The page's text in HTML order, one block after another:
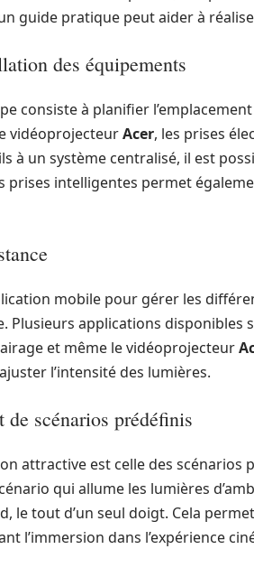
guide pratique peut aider à
des équipements
consiste à planifier
vidéoprojecteurAcer, les prises
à un système centralisé, il est
prises intelligentes permet
mobile pour gérer les
Plusieurs applications
et même le vidéoprojecteur
l’intensité des lumières.
de scénarios prédéfinis
attractive est celle des scénarios
qui allume les lumières
le tout d’un seul doigt. Cela
l’immersion dans l’expérience